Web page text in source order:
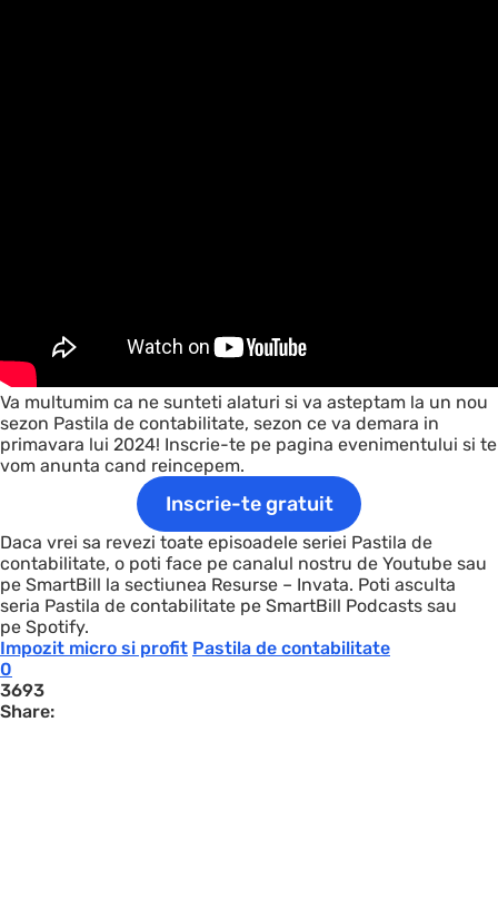
Va multumim ca ne sunteti alaturi si va asteptam la un nou
sezon Pastila de contabilitate, sezon ce va demara in
primavara lui 2024! Inscrie-te pe pagina evenimentului si te
vom anunta cand reincepem.
Inscrie-te gratuit
Daca vrei sa revezi toate episoadele seriei Pastila de
contabilitate, o poti face pe canalul nostru de Youtube sau
pe SmartBill la sectiunea Resurse – Invata. Poti asculta
seria Pastila de contabilitate pe SmartBill Podcasts sau
pe Spotify.
Impozit micro si profit Pastila de contabilitate
0
3693
Share: